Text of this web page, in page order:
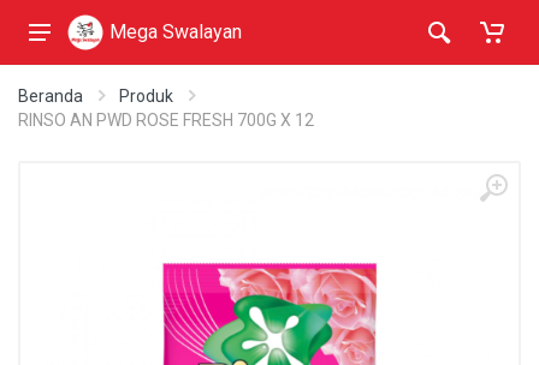
Mega Swalayan
Beranda
Produk
RINSO AN PWD ROSE FRESH 700G X 12